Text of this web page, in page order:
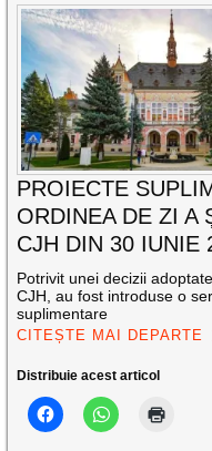
PROIECTE
ORDINEA DE ZI A
CJH DIN 30 IUNIE
Potrivit unei decizii
CJH, au fost introduse o
suplimentare
CITEȘTE MAI DEPARTE
Distribuie acest articol